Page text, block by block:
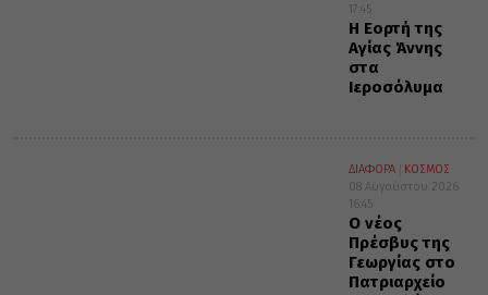
17:45
Η Εορτή της
Αγίας Άννης
στα
Ιεροσόλυμα
ΔΙΑΦΟΡΑ
ΚΟΣΜΟΣ
08 Αυγούστου 2026
16:45
Ο νέος
Πρέσβυς της
Γεωργίας στο
Πατριαρχείο